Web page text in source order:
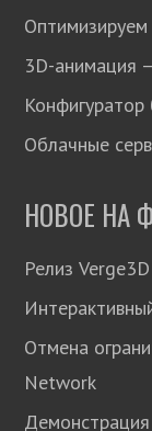
Оптимизируем
3D-анимация
Конфигуратор
Облачные
НОВОЕ НА
Релиз
Отмена
Network